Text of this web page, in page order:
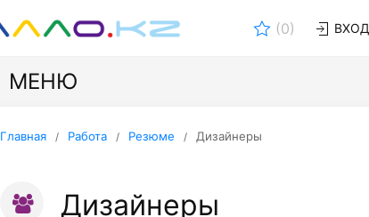
(0) ВХОД
МЕНЮ
Главная Работа Резюме Дизайнеры
Дизайнеры